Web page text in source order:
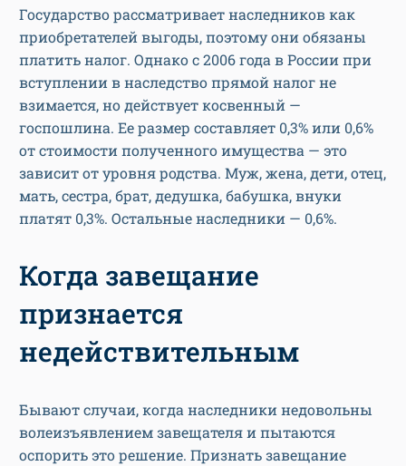
Государство рассматривает наследников как
приобретателей выгоды, поэтому они обязаны
платить налог. Однако с 2006 года в России при
вступлении в наследство прямой налог не
взимается, но действует косвенный —
госпошлина. Ее размер составляет 0,3% или 0,6%
от стоимости полученного имущества — это
зависит от уровня родства. Муж, жена, дети, отец,
мать, сестра, брат, дедушка, бабушка, внуки
платят 0,3%. Остальные наследники — 0,6%.
Когда завещание
признается
недействительным
Бывают случаи, когда наследники недовольны
волеизъявлением завещателя и пытаются
оспорить это решение. Признать завещание